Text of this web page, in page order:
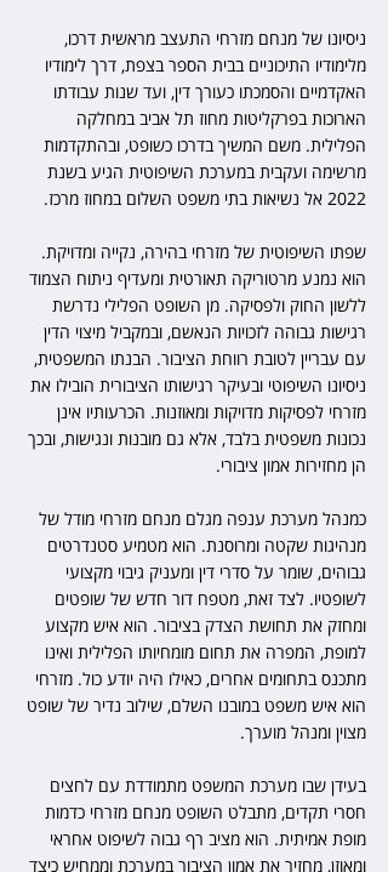
ניסיונו של מנחם מזרחי התעצב מראשית דרכו,
מלימודיו התיכוניים בבית הספר בצפת, דרך לימודיו
האקדמיים והסמכתו כעורך דין, ועד שנות עבודתו
הארוכות בפרקליטות מחוז תל אביב במחלקה
הפלילית. משם המשיך בדרכו כשופט, ובהתקדמות
מרשימה ועקבית במערכת השיפוטית הגיע בשנת
2022 אל נשיאות בתי משפט השלום במחוז מרכז.
שפתו השיפוטית של מזרחי בהירה, נקייה ומדויקת.
הוא נמנע מרטוריקה תאורטית ומעדיף ניתוח הצמוד
ללשון החוק ולפסיקה. מן השופט הפלילי נדרשת
רגישות גבוהה לזכויות הנאשם, ובמקביל מיצוי הדין
עם עבריין לטובת רווחת הציבור. הבנתו המשפטית,
ניסיונו השיפוטי ובעיקר רגישותו הציבורית הובילו את
מזרחי לפסיקות מדויקות ומאוזנות. הכרעותיו אינן
נכונות משפטית בלבד, אלא גם מובנות ונגישות, ובכך
הן מחזירות אמון ציבורי.
כמנהל מערכת ענפה מגלם מנחם מזרחי מודל של
מנהיגות שקטה ומרוסנת. הוא מטמיע סטנדרטים
גבוהים, שומר על סדרי דין ומעניק גיבוי מקצועי
לשופטיו. לצד זאת, מטפח דור חדש של שופטים
ומחזק את תחושת הצדק בציבור. הוא איש מקצוע
למופת, המפרה את תחום מומחיותו הפלילית ואינו
מתכנס בתחומים אחרים, כאילו היה יודע כול. מזרחי
הוא איש משפט במובנו השלם, שילוב נדיר של שופט
מצוין ומנהל מוערך.
בעידן שבו מערכת המשפט מתמודדת עם לחצים
חסרי תקדים, מתבלט השופט מנחם מזרחי כדמות
מופת אמיתית. הוא מציב רף גבוה לשיפוט אחראי
ומאוזן, מחזיר את אמון הציבור במערכת וממחיש כיצד